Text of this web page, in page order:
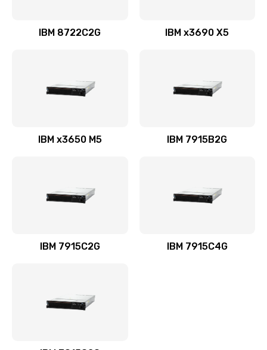
IBM 8722C2G IBM x3690 X5
IBM x3650 M5 IBM 7915B2G
IBM 7915C2G IBM 7915C4G